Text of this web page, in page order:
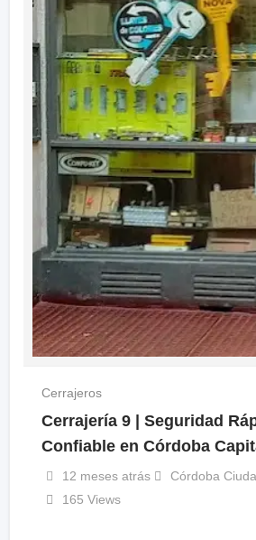
Cerrajeros
Cerrajería 9 | Seguridad
Confiable en Córdoba
12 meses atrás Córdoba
165 Views